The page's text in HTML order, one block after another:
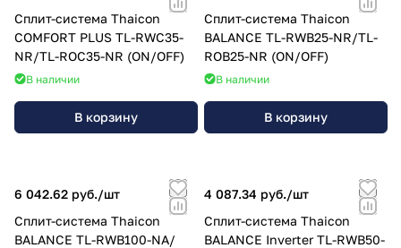
Сплит-система Thaicon
COMFORT PLUS TL-RWC35-
NR/TL-ROC35-NR (ON/OFF)
В наличии
В корзину
Сплит-система Thaicon
BALANCE TL-RWB25-NR/TL-
ROB25-NR (ON/OFF)
В наличии
В корзину
6 042.62 руб./шт
Сплит-система Thaicon
BALANCE TL-RWB100-NA/
4 087.34 руб./шт
Сплит-система Thaicon
BALANCE Inverter TL-RWB50-